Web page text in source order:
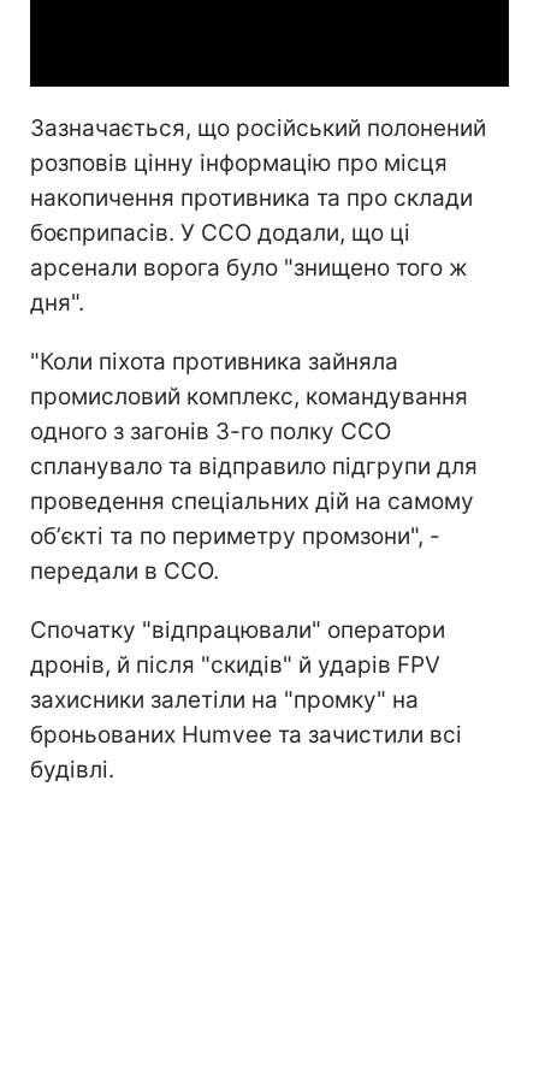
Зазначається, що російський полонений
розповів цінну інформацію про місця
накопичення противника та про склади
боєприпасів. У ССО додали, що ці
арсенали ворога було "знищено того ж
дня".
"Коли піхота противника зайняла
промисловий комплекс, командування
одного з загонів 3-го полку ССО
спланувало та відправило підгрупи для
проведення спеціальних дій на самому
обʼєкті та по периметру промзони", -
передали в ССО.
Спочатку "відпрацювали" оператори
дронів, й після "скидів" й ударів FPV
захисники залетіли на "промку" на
броньованих Humvee та зачистили всі
будівлі.